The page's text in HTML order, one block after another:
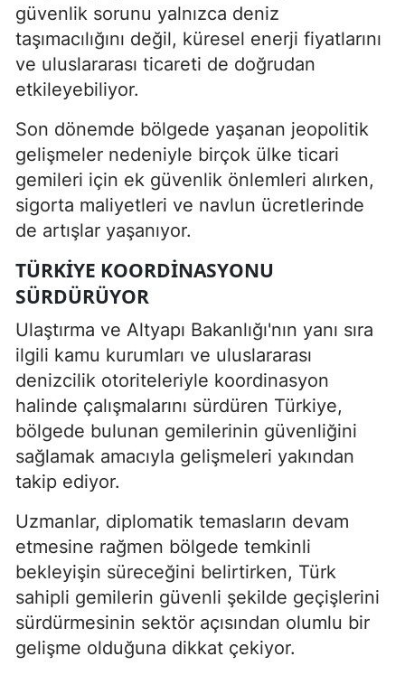
güvenlik sorunu yalnızca deniz
taşımacılığını değil, küresel enerji fiyatlarını
ve uluslararası ticareti de doğrudan
etkileyebiliyor.
Son dönemde bölgede yaşanan jeopolitik
gelişmeler nedeniyle birçok ülke ticari
gemileri için ek güvenlik önlemleri alırken,
sigorta maliyetleri ve navlun ücretlerinde
de artışlar yaşanıyor.
TÜRKIYE KOORDINASYONU
SÜRDÜRÜYOR
Ulaştırma ve Altyapı Bakanlığı'nın yanı sıra
ilgili kamu kurumları ve uluslararası
denizcilik otoriteleriyle koordinasyon
halinde çalışmalarını sürdüren Türkiye,
bölgede bulunan gemilerinin güvenliğini
sağlamak amacıyla gelişmeleri yakından
takip ediyor.
Uzmanlar, diplomatik temasların devam
etmesine rağmen bölgede temkinli
bekleyişin süreceğini belirtirken, Türk
sahipli gemilerin güvenli şekilde geçişlerini
sürdürmesinin sektör açısından olumlu bir
gelişme olduğuna dikkat çekiyor.